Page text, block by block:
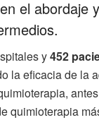
el abordaje
y452
la eficacia de la
quimioterapia